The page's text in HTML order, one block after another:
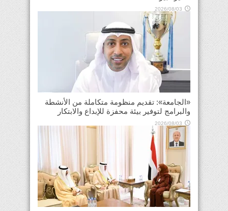
2026/08/03
«الجامعة»: تقديم منظومة متكاملة من الأنشطة
والبرامج لتوفير بيئة محفزة للإبداع والابتكار
2026/08/03